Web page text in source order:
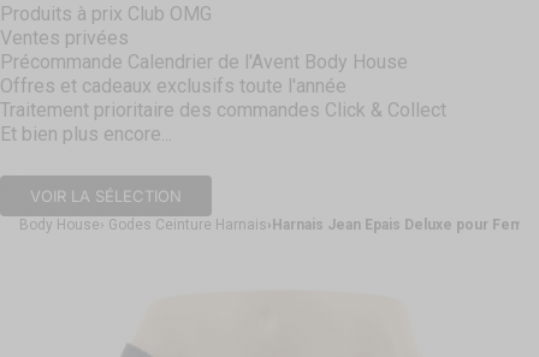
Produits à prix Club OMG
Ventes privées
Précommande Calendrier de l'Avent Body House
Offres et cadeaux exclusifs toute l'année
Traitement prioritaire des commandes Click & Collect
Et bien plus encore...
VOIR LA SÉLECTION
Body House Godes Ceinture Harnais Harnais Jean Epais Deluxe pour